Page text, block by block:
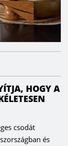
HOGY A
csodát
és